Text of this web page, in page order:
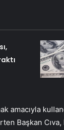
amacıyla
Başkan